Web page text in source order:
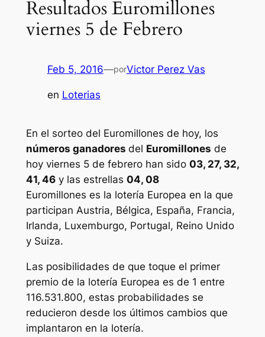
Resultados Euromillones
viernes 5 de Febrero
Feb 5, 2016—porVictor Perez Vas
en Loterias
En el sorteo del Euromillones de hoy, los
números ganadores del Euromillones de
hoy viernes 5 de febrero han sido 03, 27, 32,
41, 46y las estrellas 04, 08
Euromillones es la lotería Europea en la que
participan Austria, Bélgica, España, Francia,
Irlanda, Luxemburgo, Portugal, Reino Unido
y Suiza.
Las posibilidades de que toque el primer
premio de la lotería Europea es de 1 entre
116.531.800, estas probabilidades se
reducieron desde los últimos cambios que
implantaron en la lotería.